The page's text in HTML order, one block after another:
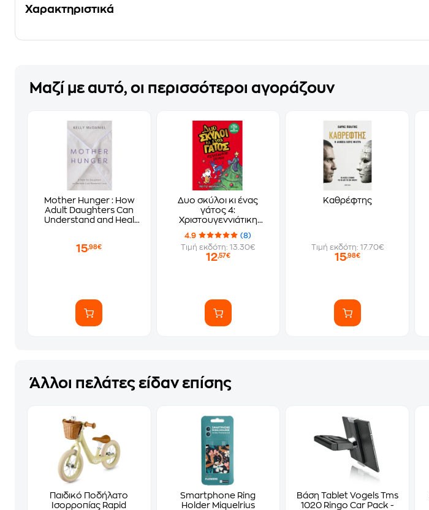
Χαρακτηριστικά
Μαζί με αυτό, οι περισσότεροι αγοράζουν
Mother Hunger : How
Adult Daughters Can
Understand and Heal
Guidance
15,98€
Δυο σκύλοι κι ένας
γάτος 4:
Χριστουγεννιάτικη
έκπληξη
4.9
(8)
Τιμή εκδότη: 13.30€
12,57€
Καθρέφτης
Τιμή εκδότη: 17.70€
15,98€
Άλλοι πελάτες είδαν επίσης
Παιδικό Ποδήλατο
Ισορροπίας Rapid
Smartphone Ring
Holder Miquelrius
Βάση Tablet Vogels Tms
1020 Ringo Car Pack -